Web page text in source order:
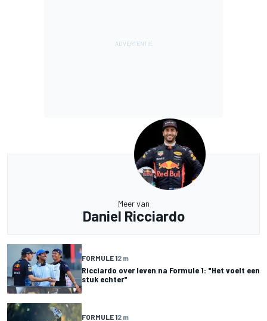
Meer van
Daniel Ricciardo
FORMULE 12 m
Ricciardo over leven na Formule 1: "Het voelt een
stuk echter"
FORMULE 12 m